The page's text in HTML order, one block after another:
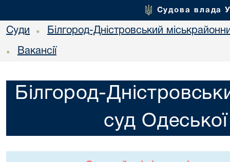
Судова влада
Суди • Білгород-Дністровський
• Вакансії
Білгород-
суд Одеської